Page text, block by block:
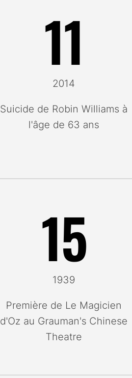
11
2014
Suicide de Robin Williams à
l'âge de 63 ans
15
1939
Première de Le Magicien
d'Oz au Grauman's Chinese
Theatre